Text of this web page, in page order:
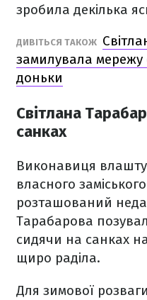
зробила декілька
ДИВІТЬСЯ ТАКОЖ
замилувала мережу
доньки
Світлана
санках
Виконавиця
власного
розташований
Тарабарова
сидячи на санках
щиро раділа.
Для зимової